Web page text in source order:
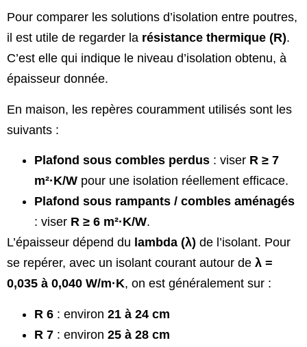
Pour comparer les solutions d’isolation entre poutres,
il est utile de regarder la résistance thermique (R).
C’est elle qui indique le niveau d’isolation obtenu, à
épaisseur donnée.
En maison, les repères couramment utilisés sont les
suivants :
Plafond sous combles perdus : viser R ≥ 7
m²·K/W pour une isolation réellement efficace.
Plafond sous rampants / combles aménagés
: viser R ≥ 6 m²·K/W.
L’épaisseur dépend du lambda (λ) de l’isolant. Pour
se repérer, avec un isolant courant autour de λ =
0,035 à 0,040 W/m·K, on est généralement sur :
R 6 : environ 21 à 24 cm
R 7 : environ 25 à 28 cm